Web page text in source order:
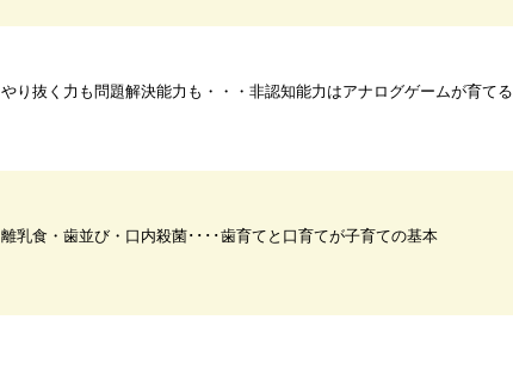
やり抜く力も問題解決能力も・・・非認知能力はアナログゲームが育てる
離乳食・歯並び・口内殺菌････歯育てと口育てが子育ての基本